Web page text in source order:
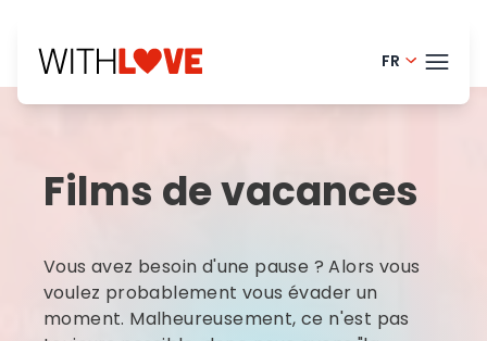
FR
Finnish -
Dutch -
Films de vacances
Vous avez besoin d'une pause ? Alors vous
voulez probablement vous évader un
moment. Malheureusement, ce n'est pas